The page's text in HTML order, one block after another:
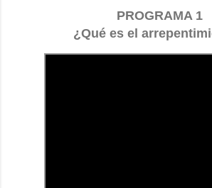
PROGRAMA 1
¿Qué es el